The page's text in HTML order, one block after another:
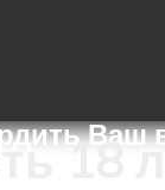
Ваш
18